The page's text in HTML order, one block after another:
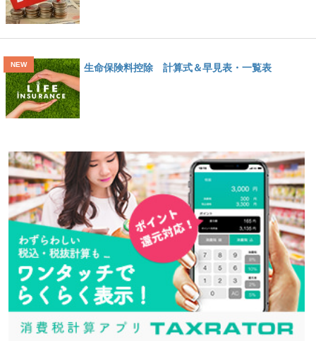
生命保険料控除 計算式＆早見表・一覧表